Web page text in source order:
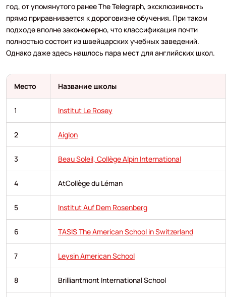
год, от упомянутого ранее The Telegraph, эксклюзивность
прямо приравнивается к дороговизне обучения. При таком
подходе вполне закономерно, что классификация почти
полностью состоит из швейцарских учебных заведений.
Однако даже здесь нашлось пара мест для английских школ.
Место Название школы
1 Institut Le Rosey
2 Aiglon
3 Beau Soleil, Collège Alpin International
4 AtCollège du Léman
5 Institut Auf Dem Rosenberg
6 TASIS The American School in Switzerland
7 Leysin American School
8 Brilliantmont International School